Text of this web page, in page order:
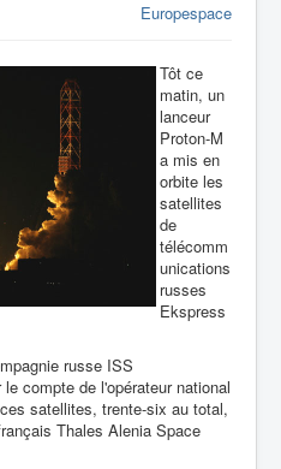
Europespace
Tôt ce
matin, un
lanceur
Proton-M
a mis en
orbite les
satellites
de
télécomm
unications
russes
Ekspress
russe ISS
compte de l'opérateur national
satellites, trente-six au total,
Thales Alenia Space